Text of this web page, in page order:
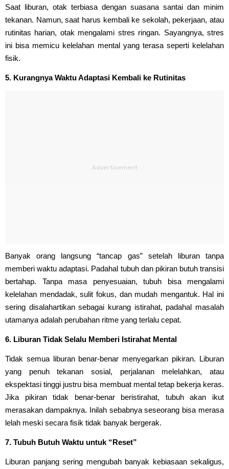
Saat liburan, otak terbiasa dengan suasana santai dan minim
tekanan. Namun, saat harus kembali ke sekolah, pekerjaan, atau
rutinitas harian, otak mengalami stres ringan. Sayangnya, stres
ini bisa memicu kelelahan mental yang terasa seperti kelelahan
fisik.
5. Kurangnya Waktu Adaptasi Kembali ke Rutinitas
Banyak orang langsung “tancap gas” setelah liburan tanpa
memberi waktu adaptasi. Padahal tubuh dan pikiran butuh transisi
bertahap. Tanpa masa penyesuaian, tubuh bisa mengalami
kelelahan mendadak, sulit fokus, dan mudah mengantuk. Hal ini
sering disalahartikan sebagai kurang istirahat, padahal masalah
utamanya adalah perubahan ritme yang terlalu cepat.
6. Liburan Tidak Selalu Memberi Istirahat Mental
Tidak semua liburan benar-benar menyegarkan pikiran. Liburan
yang penuh tekanan sosial, perjalanan melelahkan, atau
ekspektasi tinggi justru bisa membuat mental tetap bekerja keras.
Jika pikiran tidak benar-benar beristirahat, tubuh akan ikut
merasakan dampaknya. Inilah sebabnya seseorang bisa merasa
lelah meski secara fisik tidak banyak bergerak.
7. Tubuh Butuh Waktu untuk “Reset”
Liburan panjang sering mengubah banyak kebiasaan sekaligus,